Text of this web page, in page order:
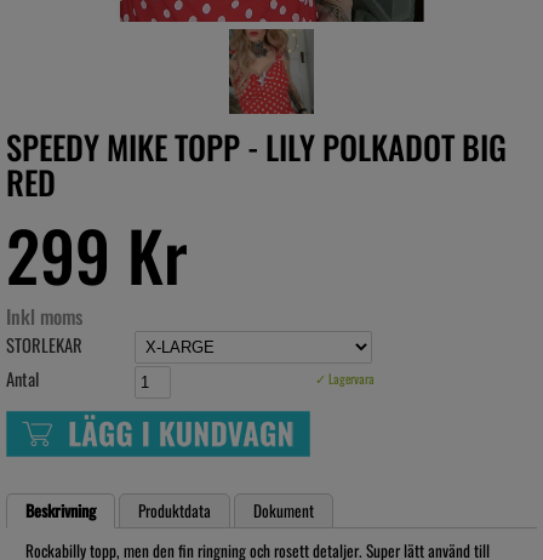
SPEEDY MIKE TOPP - LILY POLKADOT BIG
RED
299 Kr
Inkl moms
STORLEKAR
Antal
✓ Lagervara
Beskrivning Produktdata
Dokument
Rockabilly topp, men den fin ringning och rosett detaljer. Super lätt använd till